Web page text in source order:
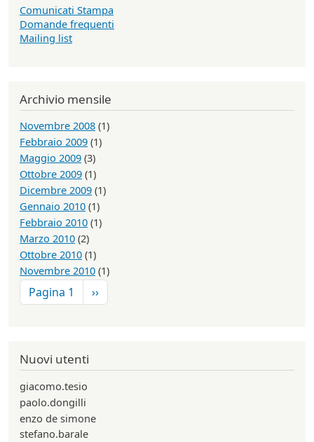
Comunicati Stampa
Domande frequenti
Mailing list
Archivio mensile
Novembre 2008 (1)
Febbraio 2009 (1)
Maggio 2009 (3)
Ottobre 2009 (1)
Dicembre 2009 (1)
Gennaio 2010 (1)
Febbraio 2010 (1)
Marzo 2010 (2)
Ottobre 2010 (1)
Novembre 2010 (1)
Paginazione
Pagina 1 Pagina successiva
››
Nuovi utenti
giacomo.tesio
paolo.dongilli
enzo de simone
stefano.barale